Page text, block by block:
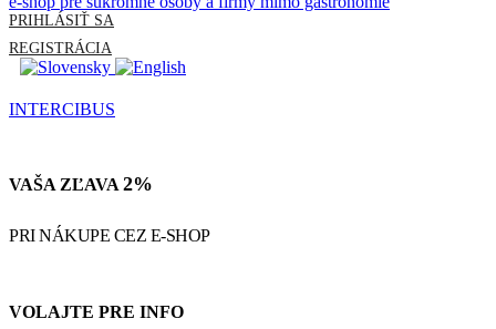
PRIHLÁSIŤ SA
REGISTRÁCIA
INTERCIBUS
VAŠA ZĽAVA 2%
PRI NÁKUPE CEZ E-SHOP
VOLAJTE PRE INFO